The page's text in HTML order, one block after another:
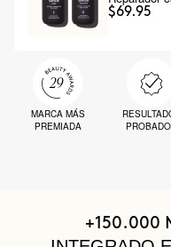
$69.95
MARCA MÁS
PREMIADA
+150.000